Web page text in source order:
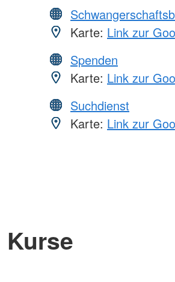
Karte: Link zur
Spenden
Karte: Link zur
Suchdienst
Karte: Link zur
Kurse